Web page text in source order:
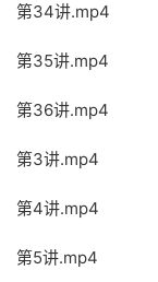
第34讲.mp4
第35讲.mp4
第36讲.mp4
第3讲.mp4
第4讲.mp4
第5讲.mp4